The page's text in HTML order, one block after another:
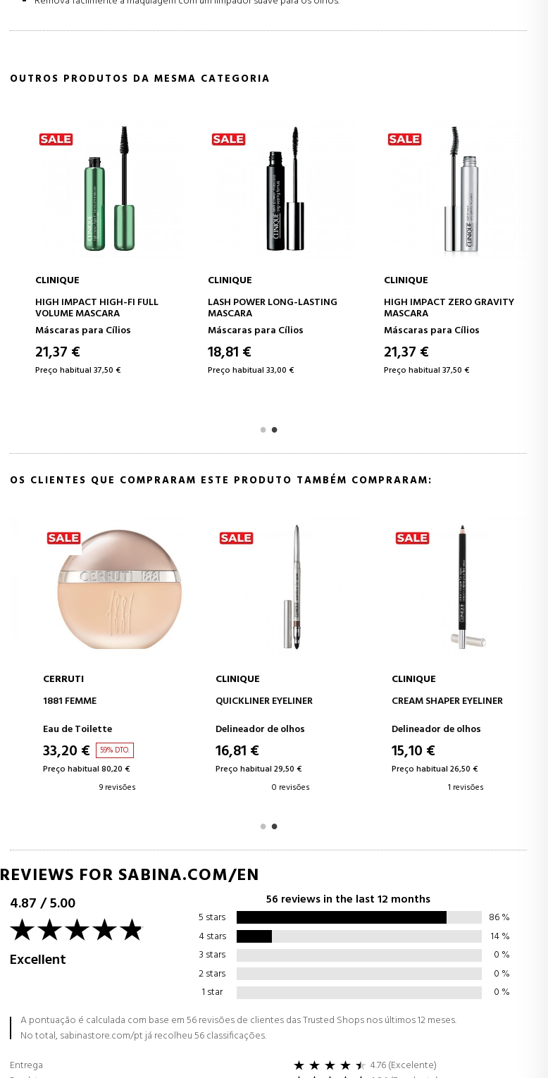
OUTROS PRODUTOS DA MESMA CATEGORIA
ADICIONAR AO CARRINHO
CLINIQUE
HIGH IMPACT HIGH-FI FULL
VOLUME MASCARA
Máscaras para Cílios
21,37 €
Preço habitual 37,50 €
ADICIONAR AO CARRINHO
CLINIQUE
LASH POWER LONG-LASTING
MASCARA
Máscaras para Cílios
18,81 €
Preço habitual 33,00 €
ADICIONAR AO CARRINHO
CLINIQUE
HIGH IMPACT ZERO GRAVITY
MASCARA
Máscaras para Cílios
21,37 €
Preço habitual 37,50 €
OS CLIENTES QUE COMPRARAM ESTE PRODUTO TAMBÉM COMPRARAM:
ADICIONAR AO CARRINHO
CERRUTI
1881 FEMME
Eau de Toilette
33,20 € 59% DTO.
Preço habitual 80,20 €
9 revisões
ADICIONAR AO CARRINHO
CLINIQUE
QUICKLINER EYELINER
Delineador de olhos
16,81 €
Preço habitual 29,50 €
0 revisões
ADICIONAR AO CARRINHO
CLINIQUE
CREAM SHAPER EYELINER
Delineador de olhos
15,10 €
Preço habitual 26,50 €
1 revisões
REVIEWS FOR SABINA.COM/EN
4.87/5.00
Excellent
56 reviews in the last 12 months
5 stars 86%
4 stars
14%
3 stars
0 %
2 stars
0 %
1 star
0 %
A pontuação é calculada com base em 56 revisões de clientes das Trusted Shops nos últimos 12 meses.
No total, sabinastore.com/pt já recolheu 56 classificações.
Entrega
4.76 (Excelente)